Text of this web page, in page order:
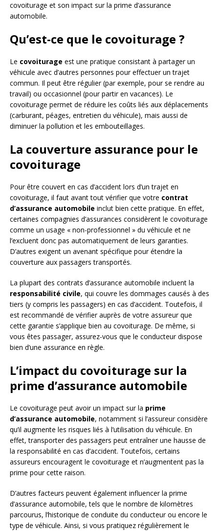
covoiturage et son impact sur la prime d’assurance
automobile.
Qu’est-ce que le covoiturage ?
Le covoiturage est une pratique consistant à partager un
véhicule avec d’autres personnes pour effectuer un trajet
commun. Il peut être régulier (par exemple, pour se rendre au
travail) ou occasionnel (pour partir en vacances). Le
covoiturage permet de réduire les coûts liés aux déplacements
(carburant, péages, entretien du véhicule), mais aussi de
diminuer la pollution et les embouteillages.
La couverture assurance pour le
covoiturage
Pour être couvert en cas d’accident lors d’un trajet en
covoiturage, il faut avant tout vérifier que votre contrat
d’assurance automobile inclut bien cette pratique. En effet,
certaines compagnies d’assurances considèrent le covoiturage
comme un usage « non-professionnel » du véhicule et ne
l’excluent donc pas automatiquement de leurs garanties.
D’autres exigent un avenant spécifique pour étendre la
couverture aux passagers transportés.
La plupart des contrats d’assurance automobile incluent la
responsabilité civile, qui couvre les dommages causés à des
tiers (y compris les passagers) en cas d’accident. Toutefois, il
est recommandé de vérifier auprès de votre assureur que
cette garantie s’applique bien au covoiturage. De même, si
vous êtes passager, assurez-vous que le conducteur dispose
bien d’une assurance en règle.
L’impact du covoiturage sur la
prime d’assurance automobile
Le covoiturage peut avoir un impact sur la prime
d’assurance automobile, notamment si l’assureur considère
qu’il augmente les risques liés à l’utilisation du véhicule. En
effet, transporter des passagers peut entraîner une hausse de
la responsabilité en cas d’accident. Toutefois, certains
assureurs encouragent le covoiturage et n’augmentent pas la
prime pour cette raison.
D’autres facteurs peuvent également influencer la prime
d’assurance automobile, tels que le nombre de kilomètres
parcourus, l’historique de conduite du conducteur ou encore le
type de véhicule. Ainsi, si vous pratiquez régulièrement le